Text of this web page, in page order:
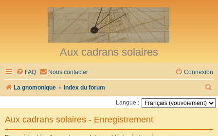
Aux cadrans solaires
FAQ Nous contacter Connexion
La gnomonique Index du forum
e
Langue :
Aux cadrans solaires - Enregistrement